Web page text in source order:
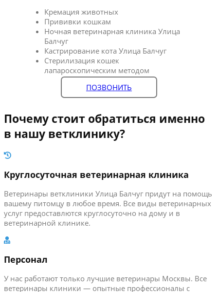
Кремация животных
Прививки кошкам
Ночная ветеринарная клиника Улица
Балчуг
Кастрирование кота Улица Балчуг
Стерилизация кошек
лапароскопическим методом
ПОЗВОНИТЬ
Почему стоит обратиться именно
в нашу ветклинику?
Круглосуточная ветеринарная клиника
Ветеринары ветклиники Улица Балчуг придут на помощь
вашему питомцу в любое время. Все виды ветеринарных
услуг предоставлются круглосуточно на дому и в
ветеринарной клинике.
Персонал
У нас работают только лучшие ветеринары Москвы. Все
ветеринары клиники — опытные профессионалы с